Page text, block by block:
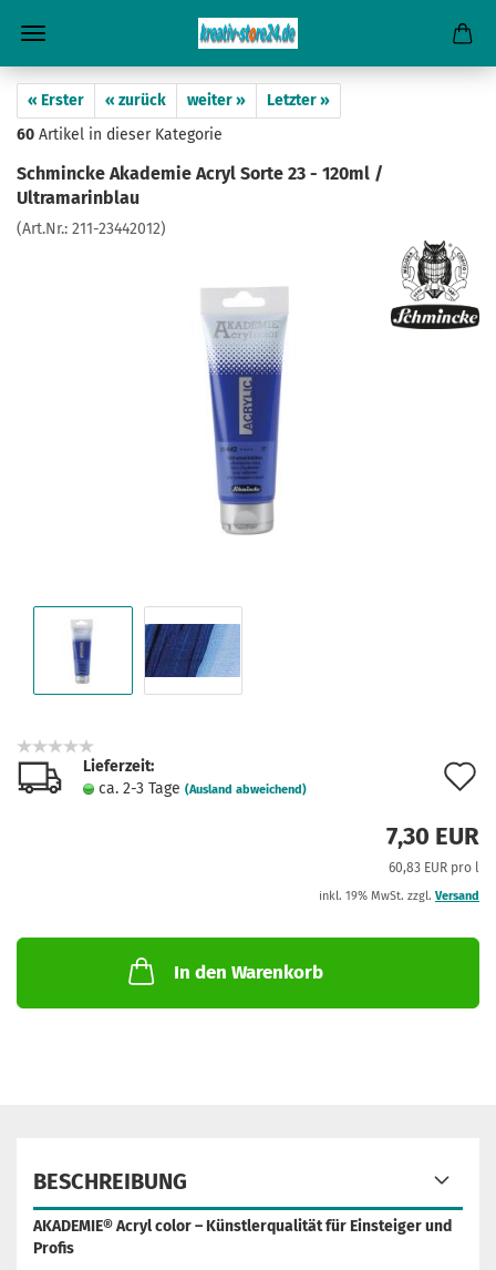
« Erster « zurück weiter »
Letzter »
60 Artikel in dieser Kategorie
Schmincke Akademie Acryl Sorte 23 - 120ml /
Ultramarinblau
(Art.Nr.: 211-23442012)
Lieferzeit:
ca. 2-3 Tage (Ausland abweichend)
7,30 EUR
60,83 EUR pro l
inkl. 19% MwSt. zzgl. Versand
In den Warenkorb
BESCHREIBUNG
AKADEMIE® Acryl color – Künstlerqualität für Einsteiger und
Profis